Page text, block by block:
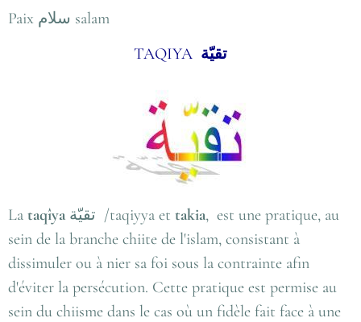
Paix سلام salam
TAQIYA تقيّة
La taqîya تقيّة /taqiyya et takia, est une pratique, au
sein de la branche chiite de l'islam, consistant à
dissimuler ou à nier sa foi sous la contrainte afin
d'éviter la persécution. Cette pratique est permise au
sein du chiisme dans le cas où un fidèle fait face à une